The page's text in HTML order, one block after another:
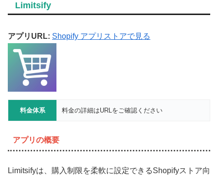
Limitsify
アプリURL: Shopify アプリストアで見る
料金体系 料金の詳細はURLをご確認ください
アプリの概要
Limitsifyは、購入制限を柔軟に設定できるShopifyストア向